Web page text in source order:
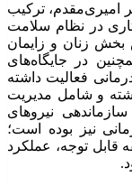
امیری‌مقدم، ترکیب
در نظام سلامت
زنان و زایمان
در جایگاه‌های
فعالیت داشته
و شامل مدیریت
نیروهای
نیز بوده است؛
قابل توجه، عملکرد